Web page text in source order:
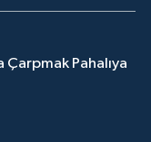
Çarpmak Pahalıya